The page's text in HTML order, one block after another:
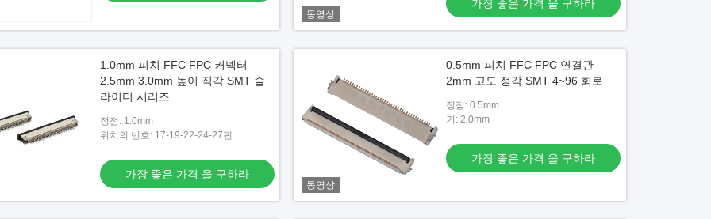
동영상
가장 좋은 가격 을 구하라
1.0mm 피치 FFC FPC 커넥터
2.5mm 3.0mm 높이 직각 SMT 슬
라이더 시리즈
정점: 1.0mm
위치의 번호: 17-19-22-24-27핀
가장 좋은 가격 을 구하라
동영상
0.5mm 피치 FFC FPC 연결관
2mm 고도 정각 SMT 4~96 회로
정점: 0.5mm
키: 2.0mm
가장 좋은 가격 을 구하라